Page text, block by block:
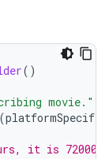
()
movie."
(
it is